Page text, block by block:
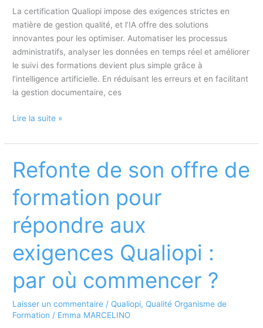
La certification Qualiopi impose des exigences strictes en
matière de gestion qualité, et l’IA offre des solutions
innovantes pour les optimiser. Automatiser les processus
administratifs, analyser les données en temps réel et améliorer
le suivi des formations devient plus simple grâce à
l’intelligence artificielle. En réduisant les erreurs et en facilitant
la gestion documentaire, ces
Qualiopi
intelligence
utiliser
pour
améliorer
la
qualité
?
Lire la suite »
Refonte de son offre de
formation pour
répondre aux
exigences Qualiopi :
par où commencer ?
Laisser un commentaire / Qualiopi, Qualité Organisme de
Formation / Emma MARCELINO